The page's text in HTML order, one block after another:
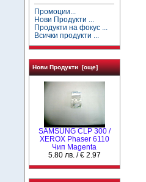
Промоции...
Нови Продукти ...
Продукти на фокус ...
Всички продукти ...
Нови Продукти [още]
SAMSUNG CLP 300 /
XEROX Phaser 6110
Чип Magenta
5.80 лв. / € 2.97